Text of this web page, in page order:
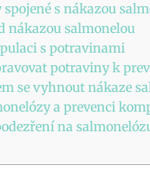
s nákazou
nákazou salmonelou
s potravinami
potraviny k
se vyhnout nákaze
a prevenci
na